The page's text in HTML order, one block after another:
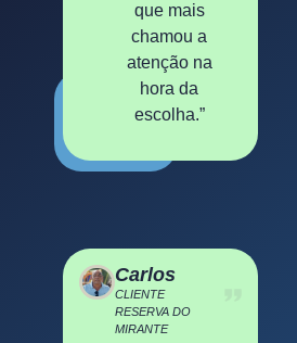
que mais
chamou a
atenção na
hora da
escolha.”
02.
Carlos
CLIENTE
RESERVA DO
MIRANTE